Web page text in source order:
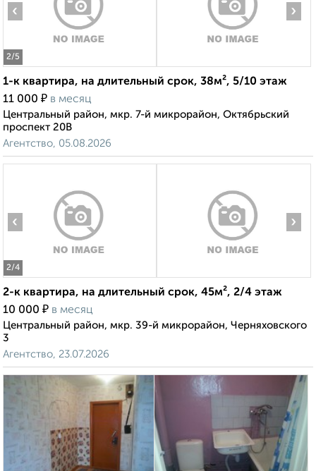
2/5
‹ ›
1-к квартира, на длительный срок, 38м², 5/10 этаж
11 000 ₽ в месяц
Центральный район, мкр. 7-й микрорайон, Октябрьский
проспект 20В
Агентство, 05.08.2026
2/4
‹ ›
2-к квартира, на длительный срок, 45м², 2/4 этаж
10 000 ₽ в месяц
Центральный район, мкр. 39-й микрорайон, Черняховского
3
Агентство, 23.07.2026